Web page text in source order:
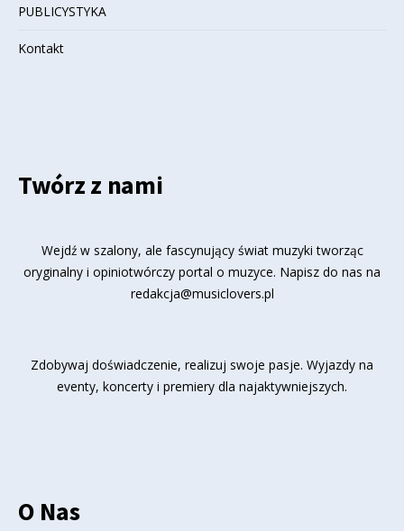
PUBLICYSTYKA
Kontakt
Twórz z nami
Wejdź w szalony, ale fascynujący świat muzyki tworząc
oryginalny i opiniotwórczy portal o muzyce. Napisz do nas na
redakcja@musiclovers.pl
Zdobywaj doświadczenie, realizuj swoje pasje. Wyjazdy na
eventy, koncerty i premiery dla najaktywniejszych.
O Nas